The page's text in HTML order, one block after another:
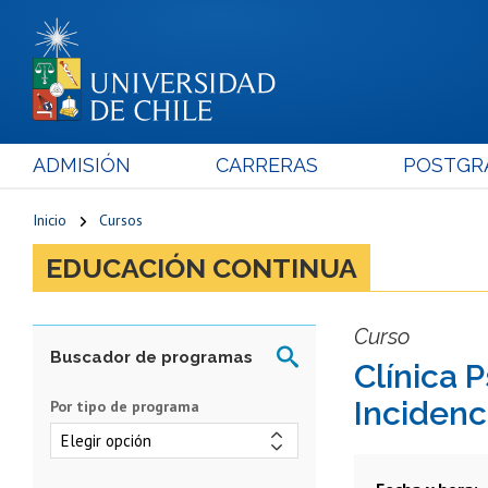
ADMISIÓN CARRERAS
Inicio Cursos
EDUCACIÓN CONTINUA
Curso
Clínica
Por tipo de programa